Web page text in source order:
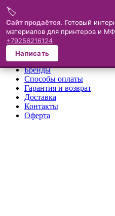
Меню
×
О компании
Каталог
Бренды
Способы оплаты
Гарантия и возврат
Доставка
Контакты
Оферта
🏷️
Сайт продаётся. Готовый
материалов для принтеров и
+79256216124
Написать